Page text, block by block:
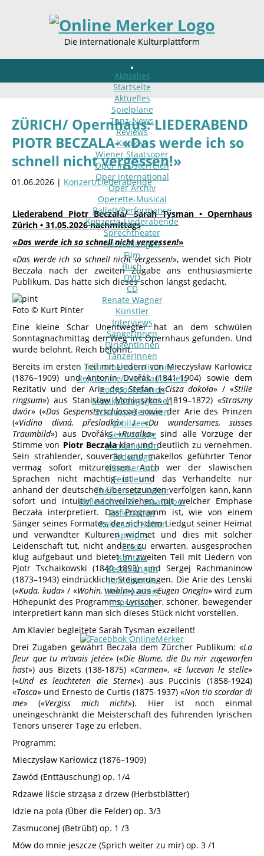
Die internationale Kulturplattform
Aktuelles
Startseite
Aktuelles
Spielpläne
Tanz-News
Reviews
Kritiken
Wiener Staatsoper
Oper in Österreich
Oper international
Oper Archiv
Operette-Musical
Ballett/Performance
Konzerte-Liederabende
Sprechtheater
Ausstellungen
Film
Buch
DVD
CD
Renate Wagner
Künstler
Interviews
SängerInnen
DirigentInnen
TänzerInnen
InstrumentalsolistInnen
Regisseure/Intendanten-etc
KomponistInnen
MusikpädagogInnen
SchauspielerInnen
Jubilaeen
Geburtstage
In memoriam
Todestage
Künstler-Info
Feuilleton
Themen zur Kultur
Reflexionen Wr. Staatsoper
Reflexionen
Reise und Kultur
Apropos
Fotos
Kontakt
Bestellungen
Ihre Spende
Werbepartner
Impressum
ZÜRICH/ Opernhaus: LIEDERABEND
PIOTR BECZALA- «Das werde ich so
schnell nicht vergessen!»
01.06.2026 | Konzert/Liederabende
Liederabend Piotr Beczała/ Sarah Tysman • Opernhaus
Zürich • 31.05.2026 nachmittags
«Das werde ich so schnell nicht vergessen!»
«Das werde ich so schnell nicht vergessen!», wendet sich Piotr
Beczała nach der zweiten Zugabe ans enthusiasmierte
Publikum. Das hatte sich dieses schon längst gedacht.
Foto © Kurt Pinter
Eine kleine Schar Unentwegter hat an dem schwülen
Sonntagnachmittag den Weg ins Opernhaus gefunden. Und
wurde belohnt. Reich belohnt.
Bereits im ersten Teil mit Liedern von Mieczysław Karłowicz
(1876–1909) und Antonín Dvořák (1841-1904) sowie dem
Rezitativ und der Arie des Stefan («Cisza dokoła» / «Stille
ringsum») aus Stanisław Moniuszkos (1819–1872) «Straszny
dwór» («Das Gespensterschloss») sowie der Arie des Prinzen
(«Vidino divná, přesladká» / «Du wundersames, süsses
Traumbild») aus Dvořáks «Rusalka» sind alle Vorzüge der
Stimme von Piotr Beczałaklar und deutlich zu vernehmen.
Sein strahlender, souverän und makellos geführter Tenor
vermag sofort mitzureissen. Auch wer der slawischen
Sprachen nicht mächtig ist und das Verhandelte nur
anhand der deutschen Übersetzungen verfolgen kann, kann
sofort und intuitiv nachvollziehen, mit welcher Emphase
Beczała interpretiert. Das Programm ist, wie von einem
Sänger seines Formates, der sich dem Liedgut seiner Heimat
und verwandter Kulturen widmet und dies mit solcher
Leidenschaft tut, nicht anders zu erwarten, ausgesprochen
klug aufgebaut und bietet im zweiten Teil mit Liedern von
Pjotr Tschaikowski (1840–1893) und Sergej Rachmaninow
(1873–1943) eindrückliche Steigerungen. Die Arie des Lenski
(«Kuda, kuda» / «Wohin, wohin») aus «Eugen Onegin» wird zum
Höhepunkt des Programms: Lyrischer, schöner, bewegender
interpretiert kann man sich dieses Stück nicht vorstellen.
Am Klavier begleitete Sarah Tysman exzellent!
Drei Zugaben gewährt Beczała dem Zürcher Publikum: «La
fleur que tu m’avais jetée» («Die Blume, die Du mir zugeworfen
hast») aus Bizets (138-1875) «Carmen», «E lucevan le stelle»
(«Und es leuchteten die Sterne») aus Puccinis (1858-1924)
«Tosca» und Ernesto de Curtis (1875-1937) «Non tio scordar di
me» («Vergiss mich nicht»). Hier ist noch einmal
uneingeschränkt die Meisterschaft des führenden lyrischen
Tenors unserer Tage zu erleben.
Programm:
Mieczysław Karłowicz (1876–1909)
Zawód (Enttäuschung) op. 1/4
Rdzawe liście strząsa z drzew (Herbstblätter)
Idzie na pola (Über die Felder) op. 3/3
Zasmuconej (Betrübt) op. 1 /3
Mów do mnie jeszcze (Sprich weiter zu mir) op. 3 /1